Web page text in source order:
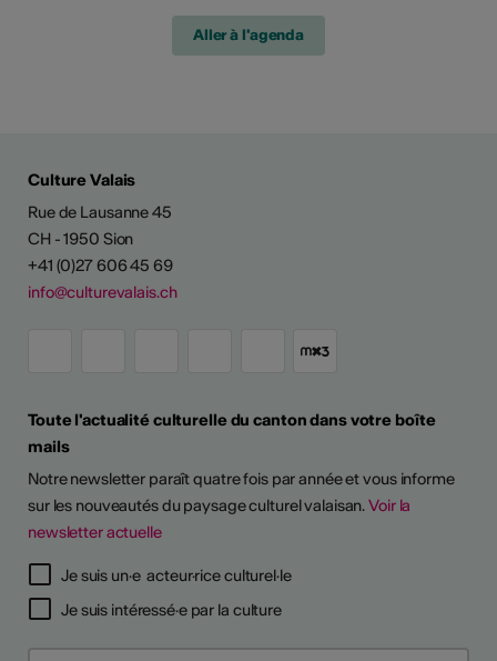
Aller à l'agenda
Culture Valais
Rue de Lausanne 45
CH - 1950 Sion
+41 (0)27 606 45 69
info@culturevalais.ch
Toute l'actualité culturelle du canton dans votre boîte
mails
Notre newsletter paraît quatre fois par année et vous informe
sur les nouveautés du paysage culturel valaisan.Voir la
newsletter actuelle
Je suis un·e acteur·rice culturel·le
Je suis intéressé·e par la culture